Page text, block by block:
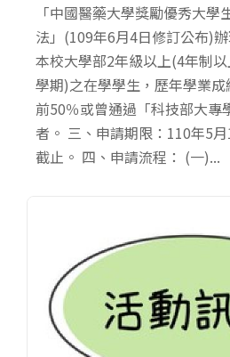
「中國醫藥大學獎勵優秀大
法」(109年6月4日修訂公布)
本校大學部2年級以上(4年制
學期)之在學學生，歷年學業
前50％或曾通過「科技部大專
者。 三、申請期限：110年5
截止。 四、申請流程： (一)...